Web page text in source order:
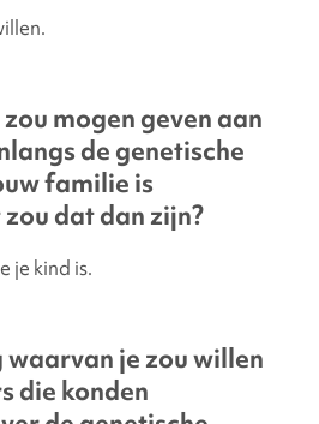
mogen geven aan
de genetische
familie is
dat dan zijn?
je kind is.
je zou willen
die konden